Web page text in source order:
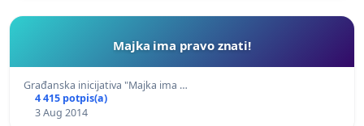
Majka ima pravo znati!
Građanska inicijativa "Majka ima …
4 415 potpis(a)
3 Aug 2014